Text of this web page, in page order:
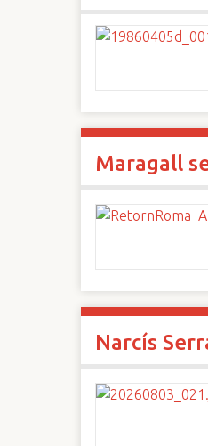
Maragall
Narcís